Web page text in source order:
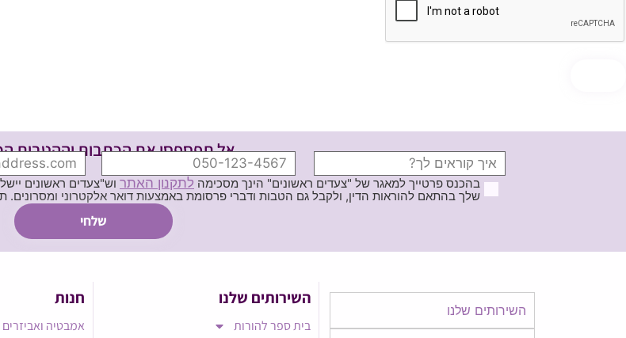
אל תפספסי את הכתבות וההטבות
בהכנס פרטייך למאגר של "צעדים ראשונים" הינך מסכימה לתקנון האתר וש"צעדים ראשונים
שלך בהתאם להוראות הדין, ולקבל גם הטבות ודברי פרסומת באמצעות דואר אלקטרוני ומסרונים. תוכלי להסיר את הרישום בכל עת
השירותים שלנו
השירותים שלנו
בית ספר להורות
חנות
אמבטיה ואביזרים